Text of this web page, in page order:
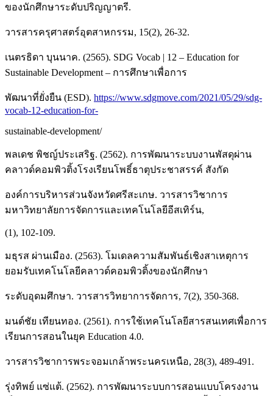
ของนักศึกษาระดับปริญญาตรี.
วารสารครุศาสตร์อุตสาหกรรม, 15(2), 26-32.
เนตรธิดา บุนนาค. (2565). SDG Vocab | 12 – Education for
Sustainable Development – การศึกษาเพื่อการ
พัฒนาที่ยั่งยืน (ESD). https://www.sdgmove.com/2021/05/29/sdg-
vocab-12-education-for-
sustainable-development/
พลเดช พิชญ์ประเสริฐ. (2562). การพัฒนาระบบงานพัสดุผ่าน
คลาวด์คอมพิวติ้งโรงเรียนโพธิ์ธาตุประชาสรรค์ สังกัด
องค์การบริหารส่วนจังหวัดศรีสะเกษ. วารสารวิชาการ
มหาวิทยาลัยการจัดการและเทคโนโลยีอีสเทิร์น,
(1), 102-109.
มธุรส ผ่านเมือง. (2563). โมเดลความสัมพันธ์เชิงสาเหตุการ
ยอมรับเทคโนโลยีคลาวด์คอมพิวติ้งของนักศึกษา
ระดับอุดมศึกษา. วารสารวิทยาการจัดการ, 7(2), 350-368.
มนต์ชัย เทียนทอง. (2561). การใช้เทคโนโลยีสารสนเทศเพื่อการ
เรียนการสอนในยุค Education 4.0.
วารสารวิชาการพระจอมเกล้าพระนครเหนือ, 28(3), 489-491.
รุ่งทิพย์ แซ่แต้. (2562). การพัฒนาระบบการสอนแบบโครงงาน